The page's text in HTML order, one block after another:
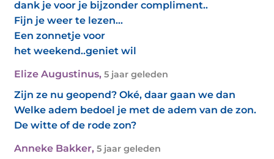
dank je voor je bijzonder compliment..
Fijn je weer te lezen...
Een zonnetje voor
het weekend..geniet wil
Elize Augustinus, 5 jaar geleden
Zijn ze nu geopend? Oké, daar gaan we dan
Welke adem bedoel je met de adem van de zon.
De witte of de rode zon?
Anneke Bakker, 5 jaar geleden